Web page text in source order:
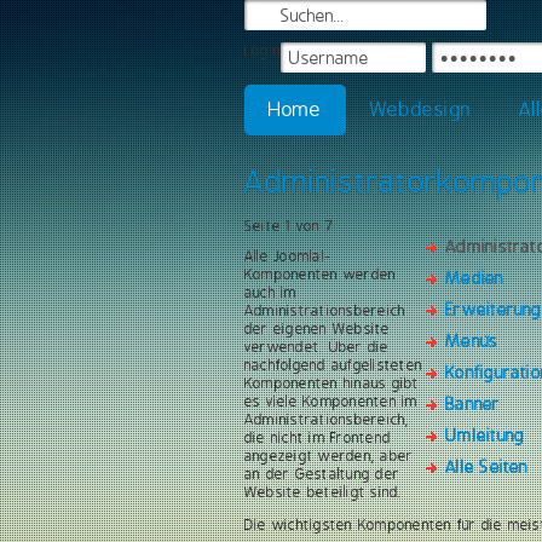
Login
Home Webdesign
Medien
Menüs
Banner
Umleitung
Alle Seiten
Seite 1 von 7
Alle Joomla!-
Komponenten werden
auch im
Administrationsbereich
der eigenen Website
verwendet. Über die
nachfolgend aufgelisteten
Komponenten hinaus gibt
es viele Komponenten im
Administrationsbereich,
die nicht im Frontend
angezeigt werden, aber
an der Gestaltung der
Website beteiligt sind.
Die wichtigsten Komponenten für die